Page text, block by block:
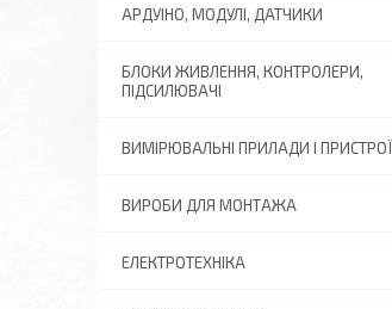
АРДУІНО, МОДУЛІ, ДАТЧИКИ
БЛОКИ ЖИВЛЕННЯ, КОНТРОЛЕРИ,
ПІДСИЛЮВАЧІ
ВИМІРЮВАЛЬНІ ПРИЛАДИ І ПРИСТРОЇ
ВИРОБИ ДЛЯ МОНТАЖА
ЕЛЕКТРОТЕХНІКА